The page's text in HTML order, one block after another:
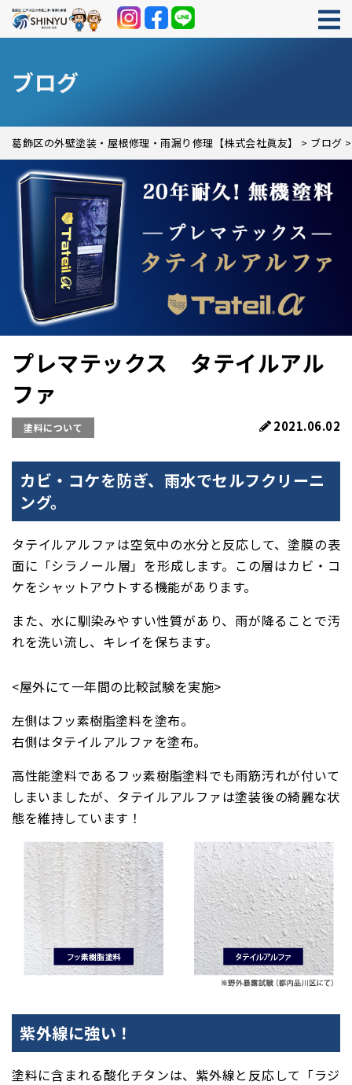
ブログ
葛飾区の外壁塗装・屋根修理・雨漏り修理【株式会社眞友】 > ブログ
プレマテックス タテイルアル
ファ
塗料について 2021.06.02
カビ・コケを防ぎ、雨水でセルフクリーニ
ング。
タテイルアルファは空気中の水分と反応して、塗膜の表
面に「シラノール層」を形成します。この層はカビ・コ
ケをシャットアウトする機能があります。
また、水に馴染みやすい性質があり、雨が降ることで汚
れを洗い流し、キレイを保ちます。
<屋外にて一年間の比較試験を実施>
左側はフッ素樹脂塗料を塗布。
右側はタテイルアルファを塗布。
高性能塗料であるフッ素樹脂塗料でも雨筋汚れが付いて
しまいましたが、タテイルアルファは塗装後の綺麗な状
態を維持しています！
紫外線に強い！
塗料に含まれる酸化チタンは、紫外線と反応して「ラジ